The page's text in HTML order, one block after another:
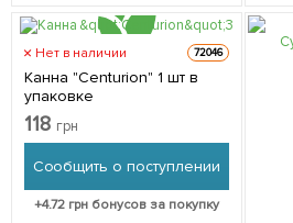
Нет в наличии 72046
Канна "Centurion" 1 шт в
упаковке
118 грн
Сообщить о поступлении
+4.72 грн бонусов за покупку